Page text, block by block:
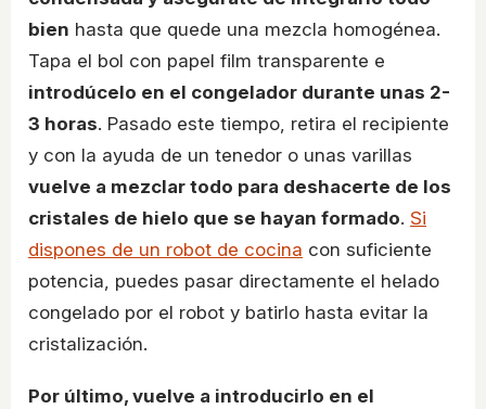
bien hasta que quede una mezcla homogénea.
Tapa el bol con papel film transparente e
introdúcelo en el congelador durante unas 2-
3 horas. Pasado este tiempo, retira el recipiente
y con la ayuda de un tenedor o unas varillas
vuelve a mezclar todo para deshacerte de los
cristales de hielo que se hayan formado. Si
dispones de un robot de cocina con suficiente
potencia, puedes pasar directamente el helado
congelado por el robot y batirlo hasta evitar la
cristalización.
Por último, vuelve a introducirlo en el